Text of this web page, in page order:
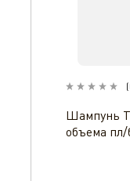
(
Шампунь
объема пл/